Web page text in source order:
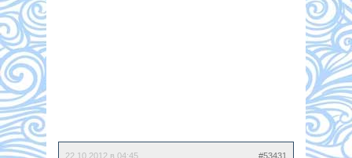
22.10.2012 в 04:45 #53431